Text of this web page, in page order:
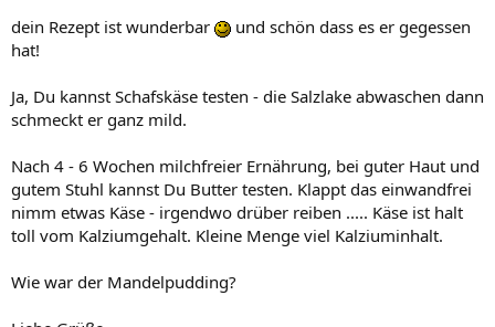
dein Rezept ist wunderbar
und schön dass es er gegessen
hat!
Ja, Du kannst Schafskäse testen - die Salzlake abwaschen dann
schmeckt er ganz mild.
Nach 4 - 6 Wochen milchfreier Ernährung, bei guter Haut und
gutem Stuhl kannst Du Butter testen. Klappt das einwandfrei
nimm etwas Käse - irgendwo drüber reiben ..... Käse ist halt
toll vom Kalziumgehalt. Kleine Menge viel Kalziuminhalt.
Wie war der Mandelpudding?